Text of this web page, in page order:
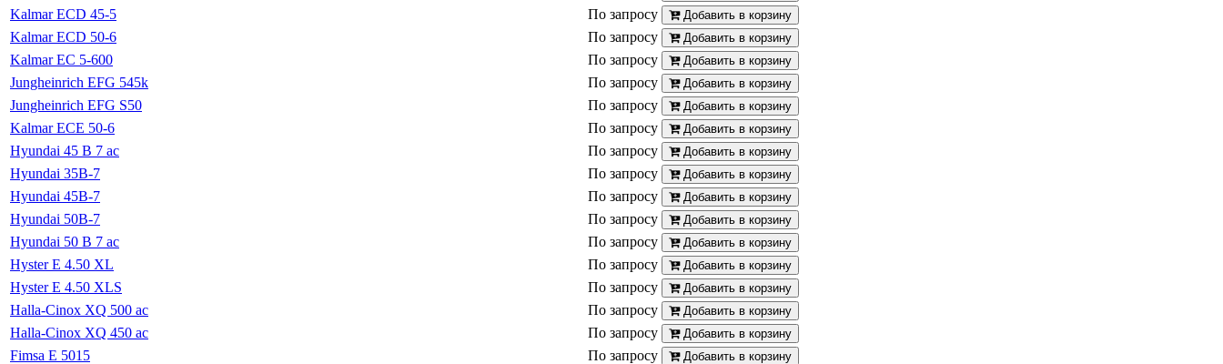
Kalmar ECD 45-5 По запросу Добавить в корзину
Kalmar ECD 50-6 По запросу Добавить в корзину
Kalmar EC 5-600 По запросу Добавить в корзину
Jungheinrich EFG 545k По запросу Добавить в корзину
Jungheinrich EFG S50 По запросу Добавить в корзину
Kalmar ECE 50-6 По запросу Добавить в корзину
Hyundai 45 B 7 ac По запросу Добавить в корзину
Hyundai 35B-7 По запросу Добавить в корзину
Hyundai 45B-7 По запросу Добавить в корзину
Hyundai 50B-7 По запросу Добавить в корзину
Hyundai 50 B 7 ac По запросу Добавить в корзину
Hyster E 4.50 XL По запросу Добавить в корзину
Hyster E 4.50 XLS По запросу Добавить в корзину
Halla-Cinox XQ 500 ac По запросу Добавить в корзину
Halla-Cinox XQ 450 ac По запросу Добавить в корзину
Fimsa E 5015 По запросу Добавить в корзину